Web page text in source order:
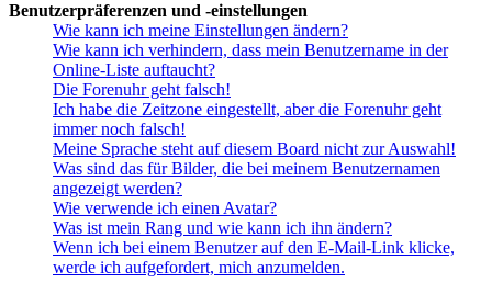
Benutzerpräferenzen und -einstellungen
Wie kann ich meine Einstellungen ändern?
Wie kann ich verhindern, dass mein Benutzername in der
Online-Liste auftaucht?
Die Forenuhr geht falsch!
Ich habe die Zeitzone eingestellt, aber die Forenuhr geht
immer noch falsch!
Meine Sprache steht auf diesem Board nicht zur Auswahl!
Was sind das für Bilder, die bei meinem Benutzernamen
angezeigt werden?
Wie verwende ich einen Avatar?
Was ist mein Rang und wie kann ich ihn ändern?
Wenn ich bei einem Benutzer auf den E-Mail-Link klicke,
werde ich aufgefordert, mich anzumelden.